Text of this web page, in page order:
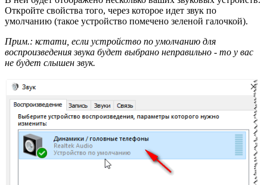
Откройте свойства того, через которое идет звук по
умолчанию (такое устройство помечено зеленой галочкой).
Прим.: кстати, если устройство по умолчанию для
воспроизведения звука будет выбрано неправильно - то у вас
не будет слышен звук.